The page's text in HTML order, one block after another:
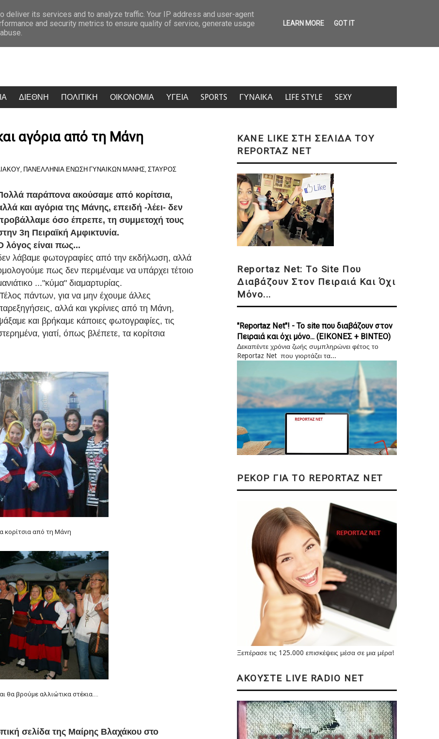
την Ψαρρού να σταματήσει να αναπνέει (ΒΙΝΤΕΟ-ΕΙΚΟΝΕΣ) Μακελειό στις ΗΠΑ: Ένοπλη επίθεση με πολλούς νεκρούς στη Βόρεια Καρολίνα
ΔΙΕΘΝΗ ΠΟΛΙΤΙΚΗ ΟΙΚΟΝΟΜΙΑ ΥΓΕΙΑ SPORTS ΓΥΝΑΙΚΑ LIFE STYLE SEXY
αγόρια από τη Μάνη
, ΠΑΝΕΛΛΗΝΙΑ ΕΝΩΣΗ ΓΥΝΑΙΚΩΝ ΜΑΝΗΣ, ΣΤΑΥΡΟΣ
παράπονα ακούσαμε από κορίτσια,
και αγόρια της Μάνης, επειδή -λέει- δεν
όσο έπρεπε, τη συμμετοχή τους
3η Πειραϊκή Αμφικτυνία.
λόγος είναι πως...
λάβαμε φωτογραφίες από την εκδήλωση, αλλά
πως δεν περιμέναμε να υπάρχει τέτοιο
..."κύμα" διαμαρτυρίας.
Τέλος πάντων, για να μην έχουμε άλλες
αλλά και γκρίνιες από τη Μάνη,
και βρήκαμε κάποιες φωτογραφίες, τις
γιατί, όπως βλέπετε, τα κορίτσια
κορίτσια από τη Μάνη
θα βρούμε αλλιώτικα στέκια....
σελίδα της Μαίρης Βλαχάκου στο
KANE LIKE ΣΤΗ ΣΕΛΙΔΑ ΤΟΥ
REPORTAZ NET
Reportaz Net: Το Site Που
Διαβάζουν Στον Πειραιά Και Όχι
Μόνο...
"Reportaz Net"! - Το site που διαβάζουν στον
Πειραιά και όχι μόνο... (ΕΙΚΟΝΕΣ + ΒΙΝΤΕΟ)
Δεκαπέντε χρόνια ζωής συμπληρώνει φέτος το
Reportaz Net που γιορτάζει τα...
ΡΕΚΟΡ ΓΙΑ ΤΟ REPORTAZ NET
Ξεπέρασε τις 125.000 επισκέψεις μέσα σε μια μέρα!
ΑΚΟΥΣΤΕ LIVE RADIO NET
its services and to analyze traffic. Your IP address and user-agent
and security metrics to ensure quality of service, generate usage
LEARN MORE GOT IT